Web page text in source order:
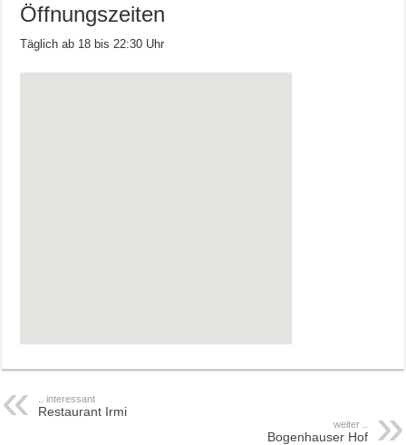
Öffnungszeiten
Täglich ab 18 bis 22:30 Uhr
.. interessant
Restaurant Irmi
weiter ..
Bogenhauser Hof